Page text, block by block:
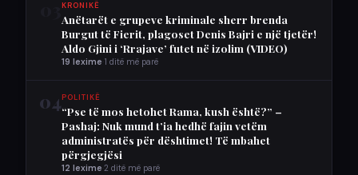
KRONIKË
Anëtarët e grupeve kriminale sherr brenda
Burgut të Fierit, plagoset Denis Bajri e një tjetër!
Aldo Gjini i ‘Rrajave’ futet në izolim (VIDEO)
19 lexime 1 ditë më parë
04POLITIKË
“Pse të mos hetohet Rama, kush është?” –
Pashaj: Nuk mund t’ia hedhë fajin vetëm
administratës për dështimet! Të mbahet
përgjegjësi
12 lexime 2 ditë më parë